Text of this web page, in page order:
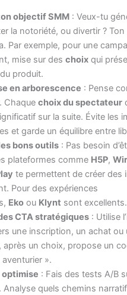
objectif SMM : Veux-tu
la notoriété, ou divertir ?
Par exemple, pour une
mise sur des choix qui
produit.
en arborescence : Pense
Chaque choix du spectateur
sur la suite. Évite les
et garde un équilibre entre
bons outils : Pas besoin
plateformes comme H5P,
te permettent de créer des
Pour des expériences
Eko ou Klynt sont excellents.
CTA stratégiques : Utilise
une inscription, un achat ou
après un choix, propose un
aventurier ».
: Fais des tests A/B
Analyse quels chemins